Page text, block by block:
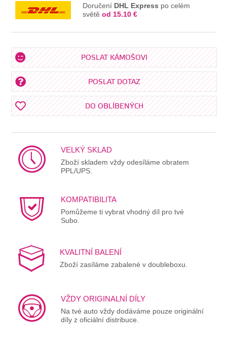
Doručení DHL Express po celém
světěod 15.10 €
POSLAT KÁMOŠOVI
POSLAT DOTAZ
DO OBLÍBENÝCH
VELKÝ SKLAD
Zboží skladem vždy odesíláme obratem
PPL/UPS.
KOMPATIBILITA
Pomůžeme ti vybrat vhodný díl pro tvé
Subo.
KVALITNÍ BALENÍ
Zboží zasíláme zabalené v doubleboxu.
VŽDY ORIGINALNÍ DÍLY
Na tvé auto vždy dodáváme pouze originální
díly z oficiální distribuce.